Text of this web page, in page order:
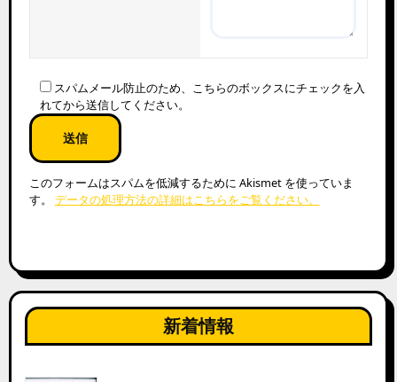
スパムメール防止のため、こちらのボックスにチェックを入
れてから送信してください。
このフォームはスパムを低減するために Akismet を使っていま
す。 データの処理方法の詳細はこちらをご覧ください。
新着情報